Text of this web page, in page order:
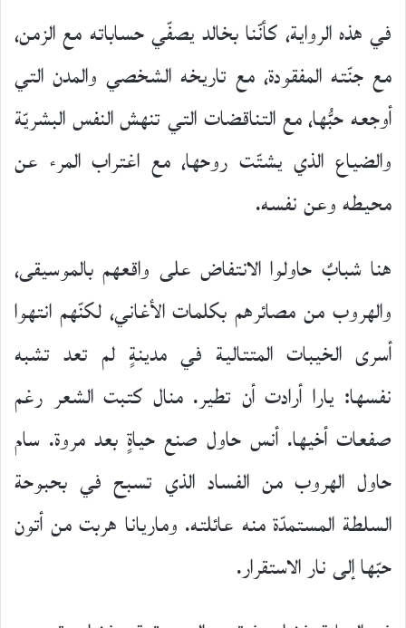
في هذه الرواية، كأنّنا بخالد يصفّي حساباته مع الزمن،
مع جنّته المفقودة، مع تاريخه الشخصي والمدن التي
أوجعه حبُّها، مع التناقضات التي تنهش النفس البشريّة
والضياع الذي يشتّت روحها، مع اغتراب المرء عن
محيطه وعن نفسه.
هنا شبابٌ حاولوا الانتفاض على واقعهم بالموسيقى،
والهروب من مصائرهم بكلمات الأغاني، لكنّهم انتهوا
أسرى الخيبات المتتالية في مدينةٍ لم تعد تشبه
نفسها: يارا أرادت أن تطير. منال كتبت الشعر رغم
صفعات أخيها. أنس حاول صنع حياةٍ بعد مروة. سام
حاول الهروب من الفساد الذي تسبح في بحبوحة
السلطة المستمدّة منه عائلته. وماريانا هربت من أتون
حبّها إلى نار الاستقرار.